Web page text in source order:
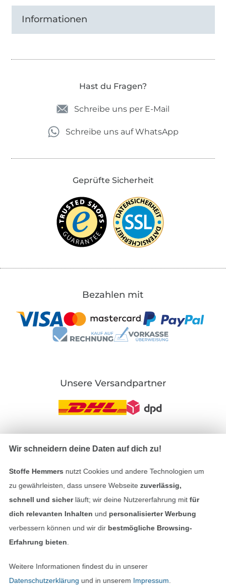
Informationen
Hast du Fragen?
Schreibe uns per E-Mail
Schreibe uns auf WhatsApp
Geprüfte Sicherheit
Bezahlen mit
Unsere Versandpartner
Impressum
AGB
Kontakt
In den deutschen Shop wechseln (aktuell
Wir schneidern deine Daten auf dich zu!
Stoffe Hemmers nutzt Cookies und andere Technologien um
zu gewährleisten, dass unsere Webseite zuverlässig,
schnell und sicherläuft; wir deine Nutzererfahrung mitfür
dich relevanten Inhalten und personalisierter Werbung
verbessern können und wir dir bestmögliche Browsing-
Erfahrung bieten
Weitere Informationen findest du in unserer
Datenschutzerklärung und in unserem Impressum